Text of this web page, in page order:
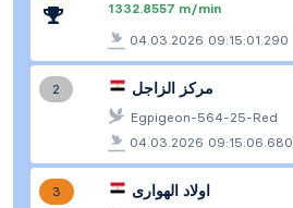
1332.8557 m/min
04.03.2026 09:15:01.290
2 مركز الزاجل
Egpigeon-564-25-Red
04.03.2026 09:15:06.680
3 اولاد الهوارى